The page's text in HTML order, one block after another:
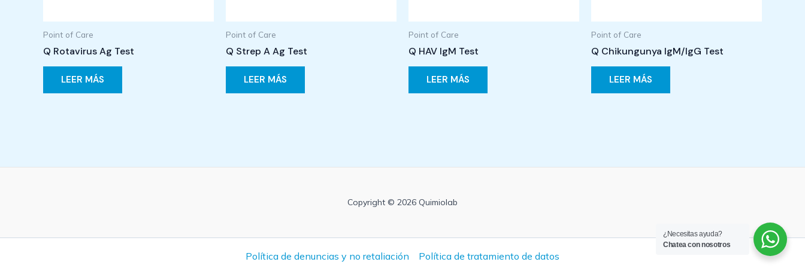
Point of Care
Q Rotavirus Ag Test
LEER MÁS
Point of Care
Q Strep A Ag Test
LEER MÁS
Point of Care
Q HAV IgM Test
LEER MÁS
Point of Care
Q Chikungunya IgM/IgG Test
LEER MÁS
Copyright © 2026 Quimiolab
Política de denuncias y no retaliación Política de tratamiento de datos
¿Necesitas ayuda?
Chatea con nosotros